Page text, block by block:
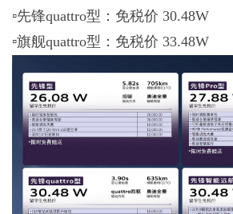
▫️先锋quattro型：免税价 30.48W
▫️旗舰quattro型：免税价 33.48W